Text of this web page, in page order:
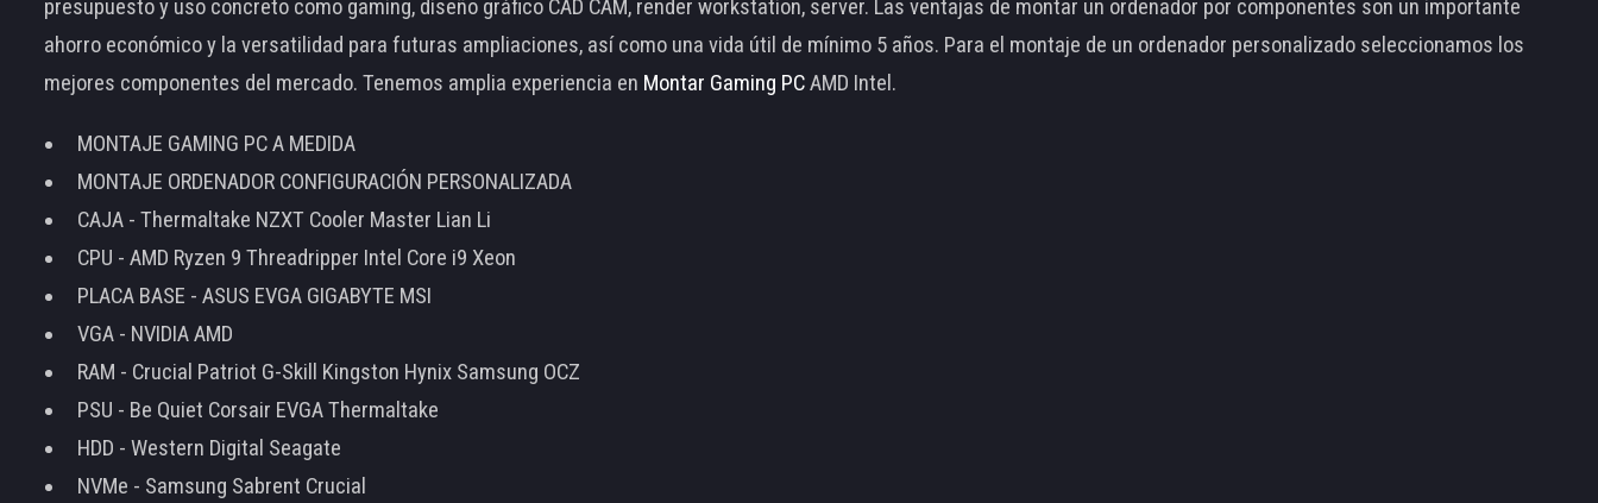
presupuesto y uso concreto como gaming, diseño gráfico CAD CAM, render workstation, server. Las ventajas de montar un ordenador por componentes son un importante
ahorro económico y la versatilidad para futuras ampliaciones, así como una vida útil de mínimo 5 años. Para el montaje de un ordenador personalizado seleccionamos los
mejores componentes del mercado. Tenemos amplia experiencia en Montar Gaming PCAMD Intel.
MONTAJE GAMING PC A MEDIDA
MONTAJE ORDENADOR CONFIGURACIÓN PERSONALIZADA
CAJA - Thermaltake NZXT Cooler Master Lian Li
CPU - AMD Ryzen 9 Threadripper Intel Core i9 Xeon
PLACA BASE - ASUS EVGA GIGABYTE MSI
VGA - NVIDIA AMD
RAM - Crucial Patriot G-Skill Kingston Hynix Samsung OCZ
PSU - Be Quiet Corsair EVGA Thermaltake
HDD - Western Digital Seagate
NVMe - Samsung Sabrent Crucial